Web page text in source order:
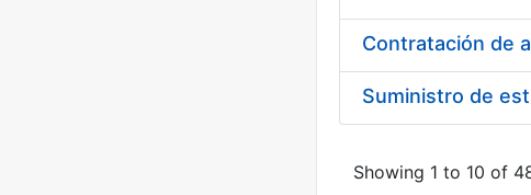
Suministro de
Showing 1 to 10 of